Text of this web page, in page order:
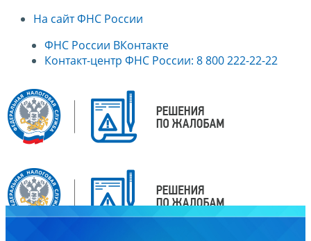
На сайт ФНС России
ФНС России ВКонтакте
Контакт-центр ФНС России: 8 800 222-22-22